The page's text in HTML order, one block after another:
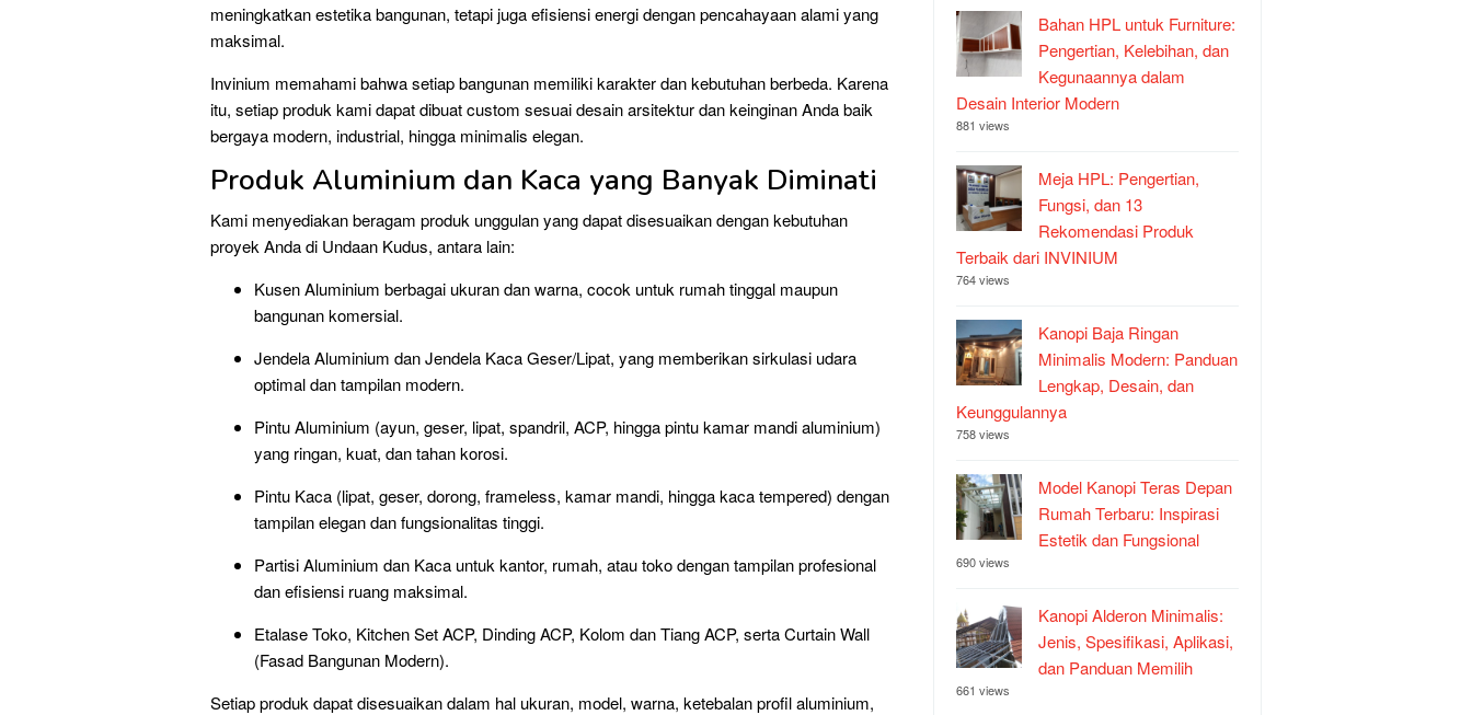
meningkatkan estetika bangunan, tetapi juga efisiensi energi dengan pencahayaan alami yang
maksimal.
Invinium memahami bahwa setiap bangunan memiliki karakter dan kebutuhan berbeda. Karena
itu, setiap produk kami dapat dibuat custom sesuai desain arsitektur dan keinginan Anda baik
bergaya modern, industrial, hingga minimalis elegan.
Produk Aluminium dan Kaca yang Banyak Diminati
Kami menyediakan beragam produk unggulan yang dapat disesuaikan dengan kebutuhan
proyek Anda di Undaan Kudus, antara lain:
Kusen Aluminium berbagai ukuran dan warna, cocok untuk rumah tinggal maupun
bangunan komersial.
Jendela Aluminium dan Jendela Kaca Geser/Lipat, yang memberikan sirkulasi udara
optimal dan tampilan modern.
Pintu Aluminium (ayun, geser, lipat, spandril, ACP, hingga pintu kamar mandi aluminium)
yang ringan, kuat, dan tahan korosi.
Pintu Kaca (lipat, geser, dorong, frameless, kamar mandi, hingga kaca tempered) dengan
tampilan elegan dan fungsionalitas tinggi.
Partisi Aluminium dan Kaca untuk kantor, rumah, atau toko dengan tampilan profesional
dan efisiensi ruang maksimal.
Etalase Toko, Kitchen Set ACP, Dinding ACP, Kolom dan Tiang ACP, serta Curtain Wall
(Fasad Bangunan Modern).
Setiap produk dapat disesuaikan dalam hal ukuran, model, warna, ketebalan profil aluminium,
Bahan HPL untuk Furniture:
Pengertian, Kelebihan, dan
Kegunaannya dalam
Desain Interior Modern
881 views
Meja HPL: Pengertian,
Fungsi, dan 13
Rekomendasi Produk
Terbaik dari INVINIUM
764 views
Kanopi Baja Ringan
Minimalis Modern: Panduan
Lengkap, Desain, dan
Keunggulannya
758 views
Model Kanopi Teras Depan
Rumah Terbaru: Inspirasi
Estetik dan Fungsional
690 views
Kanopi Alderon Minimalis:
Jenis, Spesifikasi, Aplikasi,
dan Panduan Memilih
661 views